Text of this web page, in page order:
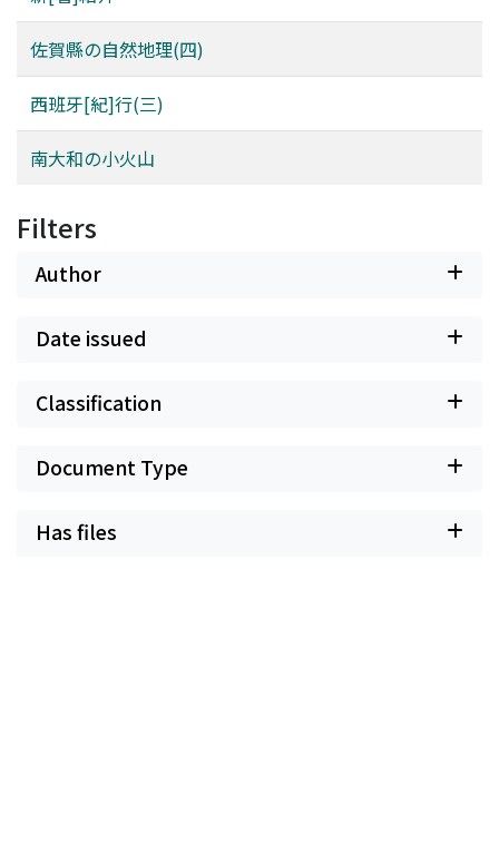
佐賀縣の自然地理(四)
西班牙[紀]行(三)
南大和の小火山
Filters
Author
Date issued
Classification
Document Type
Has files